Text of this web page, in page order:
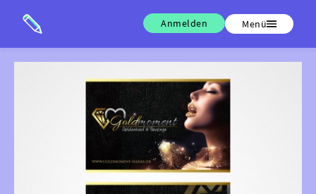
Anmelden Menü